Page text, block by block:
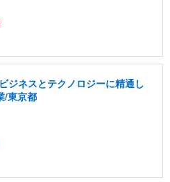
ジネスとテクノロジーに精通し
/東京都